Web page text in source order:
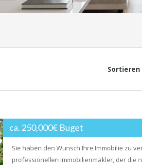
Sortieren
ca. 250,000€ Buget
Sie haben den Wunsch Ihre Immobilie zu
professionellen Immobilienmakler, der die